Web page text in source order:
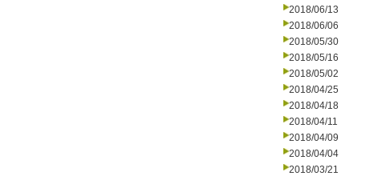
2018/06/13
2018/06/06
2018/05/30
2018/05/16
2018/05/02
2018/04/25
2018/04/18
2018/04/11
2018/04/09
2018/04/04
2018/03/21